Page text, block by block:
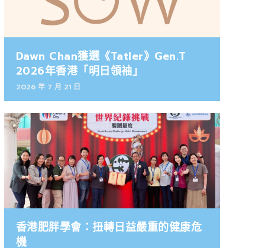
Dawn Chan獲選《Tatler》Gen.T
2026年香港「明日領袖」
2026 年 7 月 21 日
香港肥胖學會：扭轉日益嚴重的健康危
機